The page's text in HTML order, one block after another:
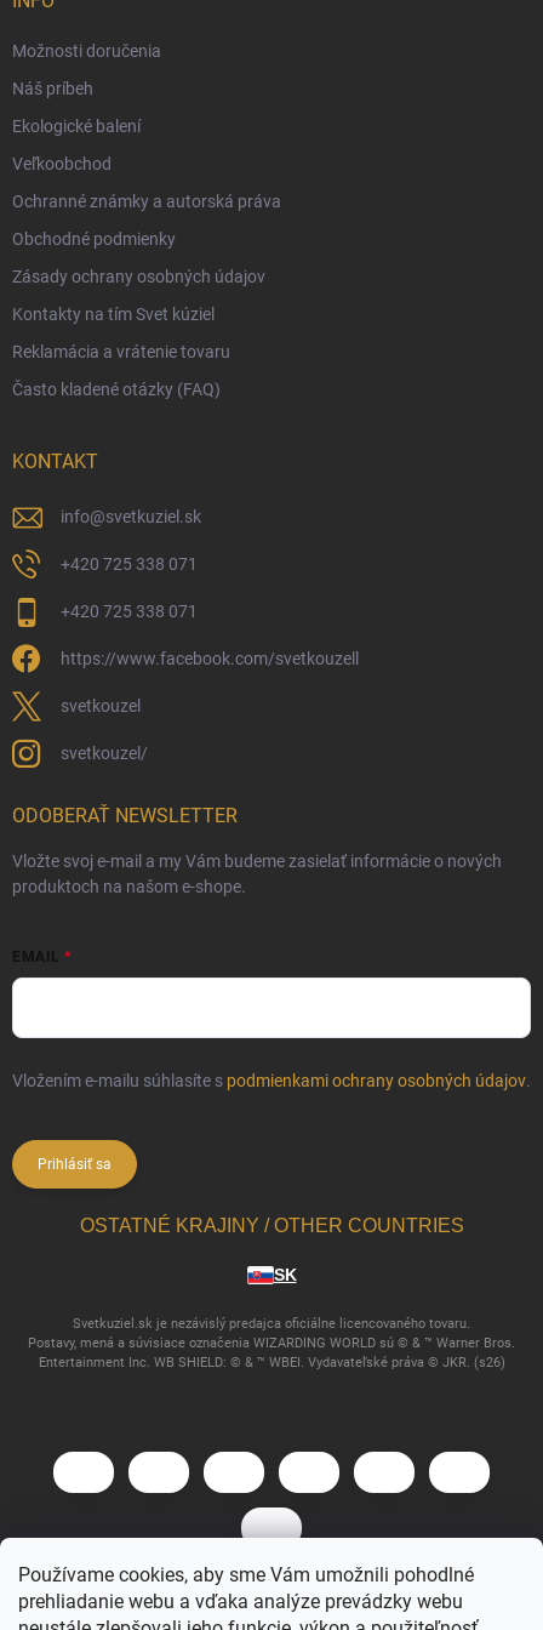
Používame cookies, aby sme Vám umožnili pohodlné
prehliadanie webu a vďaka analýze prevádzky webu
Darčekový radca 🎁
Moja objednávka
Reklamácia a vrátenie tovaru
Vernostný program
Veľkoobchod
Ekologické balenie objednávok
Obchodné podmienky
Zásady ochrany osobných údajov
Možnosti doručenia
Náš príbeh
Ekologické balení
Veľkoobchod
Ochranné známky a autorská práva
Obchodné podmienky
Zásady ochrany osobných údajov
Kontakty na tím Svet kúziel
Reklamácia a vrátenie tovaru
Často kladené otázky (FAQ)
KONTAKT
info@svetkuziel.sk
+420 725 338 071
+420 725 338 071
https://www.facebook.com/svetkouzell
svetkouzel
svetkouzel/
ODOBERAŤ NEWSLETTER
Vložte svoj e-mail a my Vám budeme zasielať informácie o nových
produktoch na našom e-shope.
EMAIL
Vložením e-mailu súhlasíte s podmienkami ochrany osobných údajov.
Prihlásiť sa
OSTATNÉ KRAJINY / OTHER COUNTRIES
SK
Svetkuziel.sk je nezávislý predajca oficiálne licencovaného tovaru.
Postavy, mená a súvisiace označenia WIZARDING WORLD sú © & ™ Warner Bros.
Entertainment Inc. WB SHIELD: © & ™ WBEI. Vydavateľské práva © JKR. (s26)
Copyright 2026 Svet Kúziel . Všetky práva vyhradené.